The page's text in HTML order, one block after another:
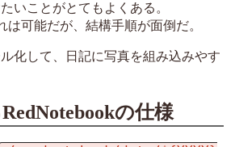
いことがとてもよくある。
は可能だが、結構手順が面倒だ。
化して、日記に写真を組み込みやす
の仕様